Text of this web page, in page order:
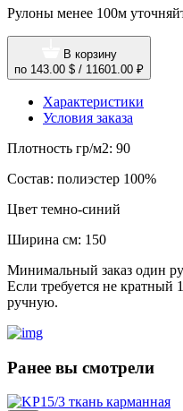
Рулоны менее 100м
В корзину
по 143.00 $ / 11601.00 ₽
Характеристики
Условия заказа
Плотность гр/м2: 90
Состав: полиэстер 100%
Цвет темно-синий
Ширина см: 150
Минимальный заказ один
Если требуется не кратный
ручную.
Ранее вы смотрели